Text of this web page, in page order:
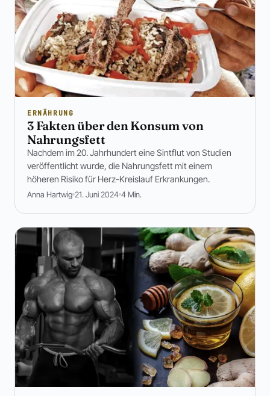
ERNÄHRUNG
3 Fakten über den Konsum von
Nahrungsfett
Nachdem im 20. Jahrhundert eine Sintflut von Studien
veröffentlicht wurde, die Nahrungsfett mit einem
höheren Risiko für Herz-Kreislauf Erkrankungen.
Anna Hartwig 21. Juni 2024 4 Min.